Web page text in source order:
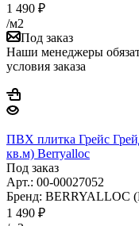
1 490 ₽
/м2
Под заказ
Наши менеджеры
условия заказа
ПВХ плитка Грейс
кв.м) Berryalloс
Под заказ
Арт.: 00-00027052
Бренд: BERRYALLOC
1 490 ₽